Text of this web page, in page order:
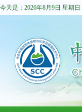
今天是：2026年8月9日 星期日